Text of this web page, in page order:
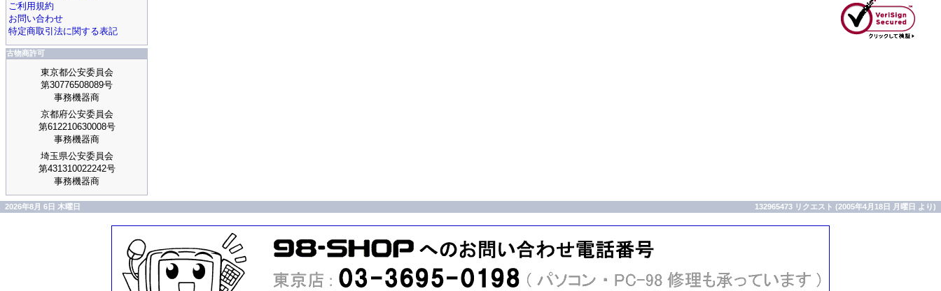
ご利用規約
お問い合わせ
特定商取引法に関する表記
古物商許可
東京都公安委員会
第30776508089号
事務機器商
京都府公安委員会
第612210630008号
事務機器商
埼玉県公安委員会
第431310022242号
事務機器商
2026年8月 6日 木曜日 132965473 リクエスト (2005年4月18日 月曜日 より)